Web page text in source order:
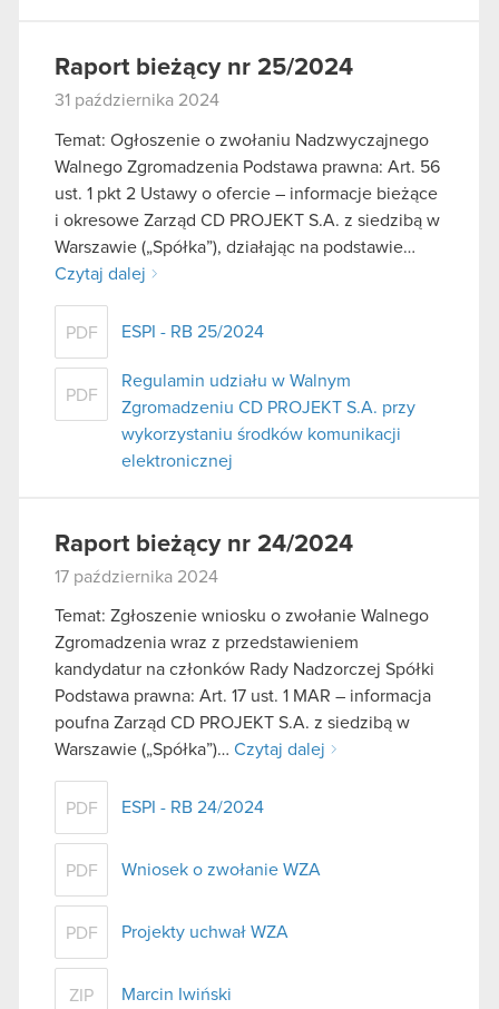
Raport bieżący nr 25/2024
31 października 2024
Temat: Ogłoszenie o zwołaniu Nadzwyczajnego
Walnego Zgromadzenia Podstawa prawna: Art. 56
ust. 1 pkt 2 Ustawy o ofercie – informacje bieżące
i okresowe Zarząd CD PROJEKT S.A. z siedzibą w
Warszawie („Spółka”), działając na podstawie…
Czytaj dalej
PDF ESPI - RB 25/2024
PDF
Regulamin udziału w Walnym
Zgromadzeniu CD PROJEKT S.A. przy
wykorzystaniu środków komunikacji
elektronicznej
Raport bieżący nr 24/2024
17 października 2024
Temat: Zgłoszenie wniosku o zwołanie Walnego
Zgromadzenia wraz z przedstawieniem
kandydatur na członków Rady Nadzorczej Spółki
Podstawa prawna: Art. 17 ust. 1 MAR – informacja
poufna Zarząd CD PROJEKT S.A. z siedzibą w
Warszawie („Spółka”)… Czytaj dalej
PDF ESPI - RB 24/2024
PDF Wniosek o zwołanie WZA
PDF Projekty uchwał WZA
ZIP Marcin Iwiński